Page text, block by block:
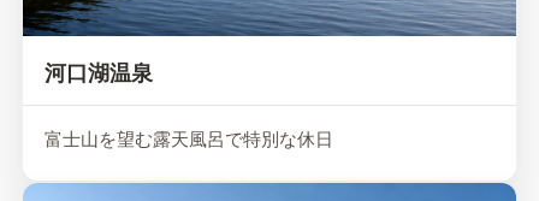
河口湖温泉
富士山を望む露天風呂で特別な休日